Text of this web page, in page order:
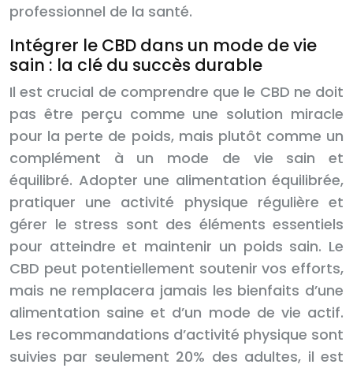
professionnel de la santé.
Intégrer le CBD dans un mode de vie
sain : la clé du succès durable
Il est crucial de comprendre que le CBD ne doit
pas être perçu comme une solution miracle
pour la perte de poids, mais plutôt comme un
complément à un mode de vie sain et
équilibré. Adopter une alimentation équilibrée,
pratiquer une activité physique régulière et
gérer le stress sont des éléments essentiels
pour atteindre et maintenir un poids sain. Le
CBD peut potentiellement soutenir vos efforts,
mais ne remplacera jamais les bienfaits d’une
alimentation saine et d’un mode de vie actif.
Les recommandations d’activité physique sont
suivies par seulement 20% des adultes, il est